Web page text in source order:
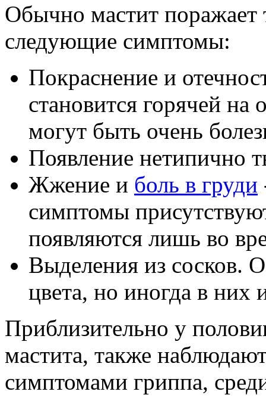
Обычно мастит поражает
следующие симптомы:
Покраснение и
становится горячей
могут быть очень
Появление нетипично
Жжение и боль в груди
симптомы
появляются лишь во
Выделения из сосков.
цвета, но иногда в них
Приблизительно у
мастита, также
симптомами гриппа,